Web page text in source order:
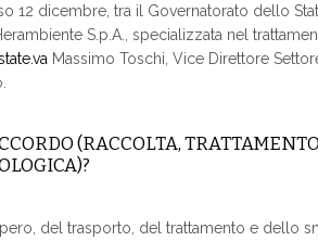
12 dicembre, tra il Governatorato dello
S.p.A., specializzata nel
Massimo Toschi, Vice Direttore
(RACCOLTA,
del trasporto, del trattamento e dello